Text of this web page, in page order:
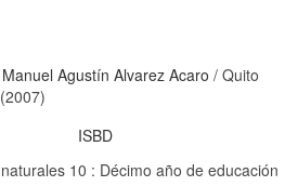
Manuel Agustín Alvarez Acaro / Quito
ISBD
10 : Décimo año de educación